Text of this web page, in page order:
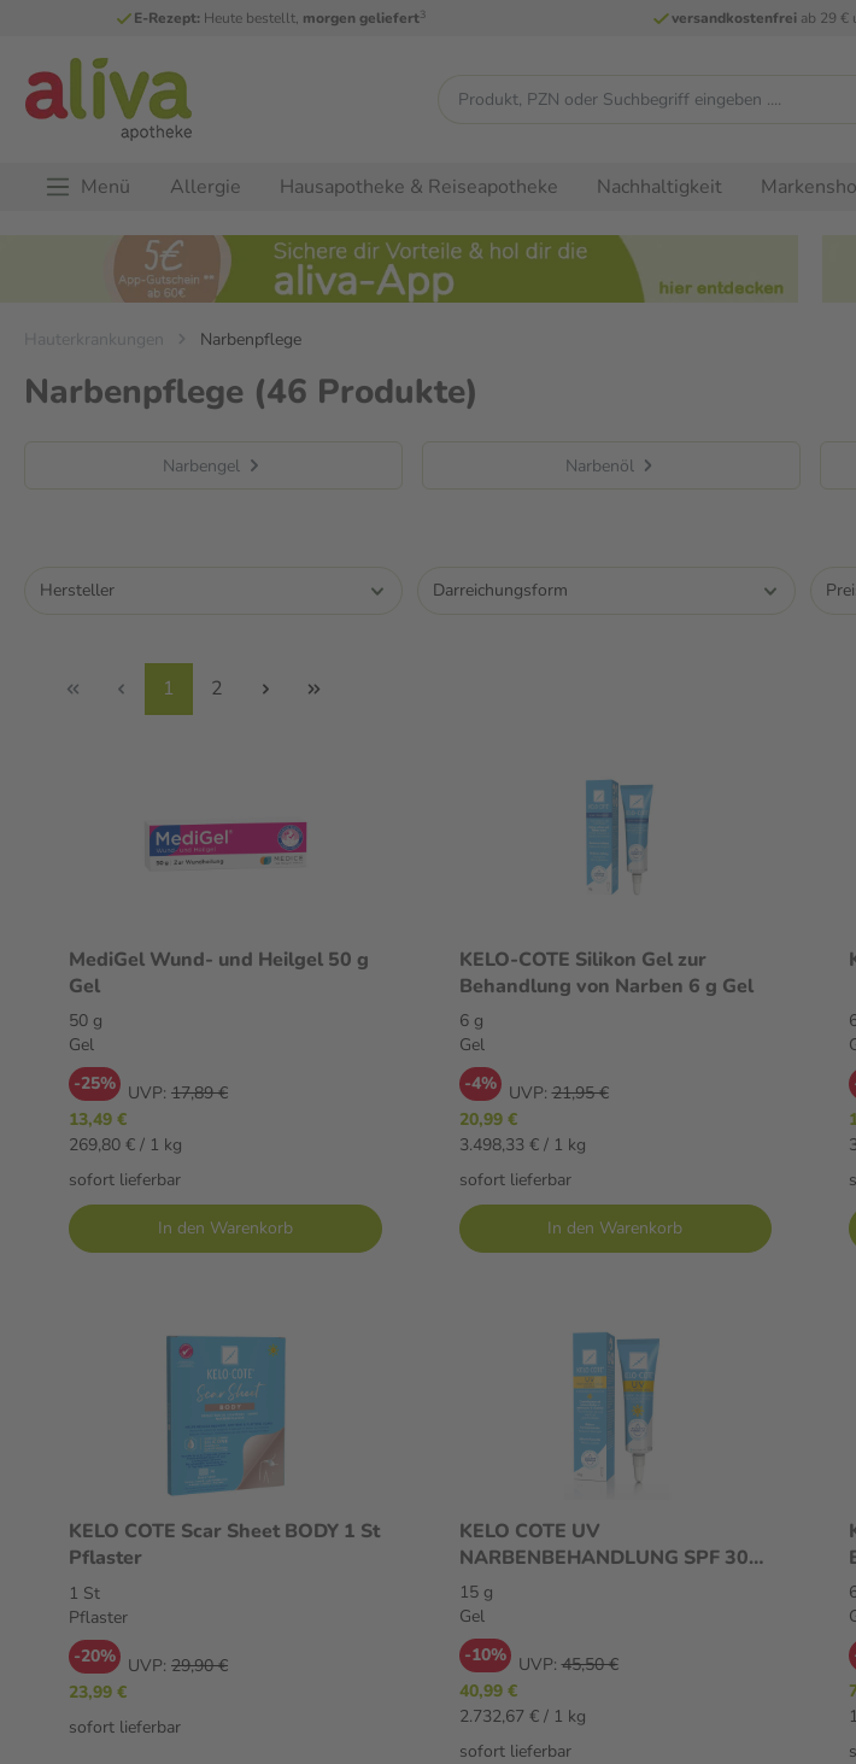
E-Rezept: Heute bestellt, morgen geliefert3 versandkostenfreiab 29 €
Menü Allergie Hausapotheke & Reiseapotheke Nachhaltigkeit
Hauterkrankungen Narbenpflege
Narbenpflege (46 Produkte)
Narbengel Narbenöl
Hersteller Darreichungsform
1 2
MediGel Wund- und Heilgel 50 g
Gel
50 g
Gel
-25% UVP: 17,89 €
13,49 €
269,80 € / 1 kg
sofort lieferbar
In den Warenkorb
KELO-COTE Silikon Gel zur
Behandlung von Narben 6 g Gel
6 g
Gel
-4%
UVP: 21,95 €
20,99 €
3.498,33 € / 1 kg
sofort lieferbar
In den Warenkorb
KELO COTE Scar Sheet BODY 1 St
Pflaster
1 St
Pflaster
-20% UVP: 29,90 €
23,99 €
sofort lieferbar
KELO COTE UV
NARBENBEHANDLUNG SPF 30
15 g Gel
15 g
Gel
-10%
UVP: 45,50 €
40,99 €
2.732,67 € / 1 kg
sofort lieferbar